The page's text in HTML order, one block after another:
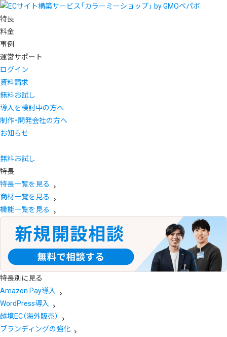
特長
料金
事例
運営サポート
ログイン
資料請求
無料お試し
導入を検討中の方へ
制作・開発会社の方へ
お知らせ
無料お試し
特長
特長一覧を見る
商材一覧を見る
機能一覧を見る
特長別に見る
Amazon Pay導入
WordPress導入
越境EC（海外販売）
ブランディングの強化